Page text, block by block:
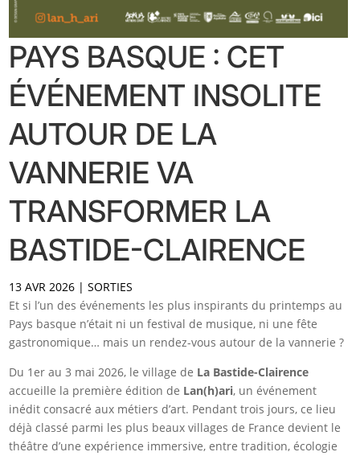
PAYS BASQUE : CET
ÉVÉNEMENT INSOLITE
AUTOUR DE LA
VANNERIE VA
TRANSFORMER LA
BASTIDE-CLAIRENCE
13 AVR 2026 |SORTIES
Et si l’un des événements les plus inspirants du printemps au
Pays basque n’était ni un festival de musique, ni une fête
gastronomique… mais un rendez-vous autour de la vannerie ?
Du 1er au 3 mai 2026, le village de La Bastide-Clairence
accueille la première édition de Lan(h)ari, un événement
inédit consacré aux métiers d’art. Pendant trois jours, ce lieu
déjà classé parmi les plus beaux villages de France devient le
théâtre d’une expérience immersive, entre tradition, écologie